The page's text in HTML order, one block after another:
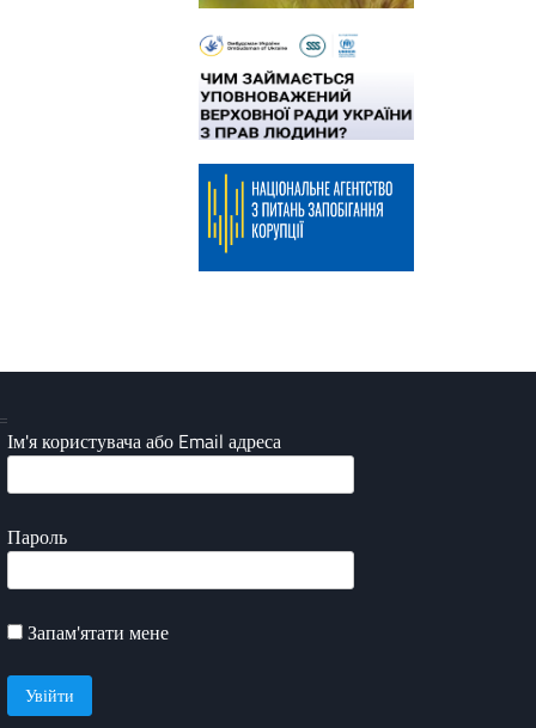
Ім'я користувача або Email адреса
Пароль
Запам'ятати мене